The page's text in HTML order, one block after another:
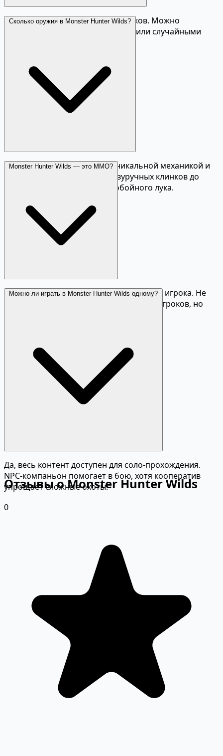
Да, онлайн-кооператив до 4 игроков. Можно
охотиться совместно с друзьями или случайными
Сколько оружия в Monster Hunter Wilds?
14 типов оружия, каждый с уникальной механикой и
стилем игры — от быстрых двуручных клинков до
медленного молота и дальнобойного лука.
Monster Hunter Wilds — это MMO?
Нет, это экшен-RPG с кооперативом на 4 игрока. Не
MMO: нет открытого мира с тысячами игроков, но
Можно ли играть в Monster Hunter Wilds одному?
Да, весь контент доступен для соло-прохождения.
NPC-компаньон помогает в бою, хотя кооператив
упрощает сложные охоты.
Отзывы о Monster Hunter Wilds
0